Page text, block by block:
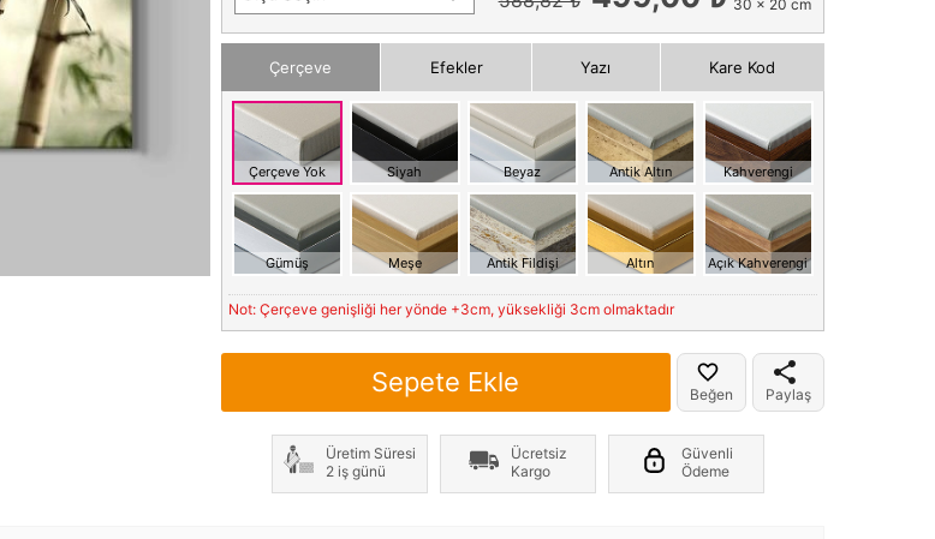
30 x 20 cm
Çerçeve Efekler Yazı Kare Kod
Çerçeve Yok Siyah Beyaz Antik Altın Kahverengi
Gümüş Meşe Antik Fildişi Altın Açık Kahverengi
Not: Çerçeve genişliği her yönde +3cm, yüksekliği 3cm olmaktadır
Sepete Ekle Beğen Paylaş
Üretim Süresi
2 iş günü
Ücretsiz
Kargo
Güvenli
Ödeme